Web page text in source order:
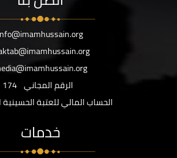
الرقم المجاني 174
الحساب المالي للعتبة
خدمات